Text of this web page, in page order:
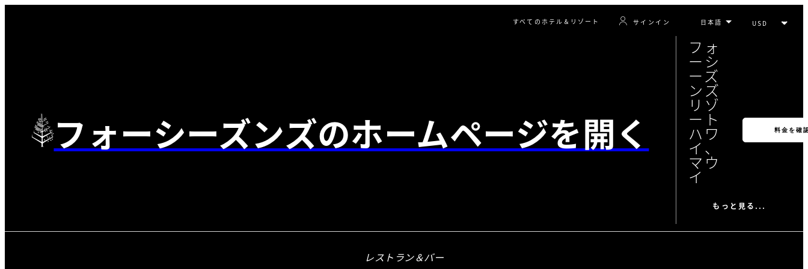
すべてのホテル＆リゾート サインイン
フォーシーズンズのホームページを開く
フォ
ーシ
ーズ
ンズ
リゾ
ート
ハワ
イ、
マウ
イ
もっと見る...
料金を確
レストラン＆バー